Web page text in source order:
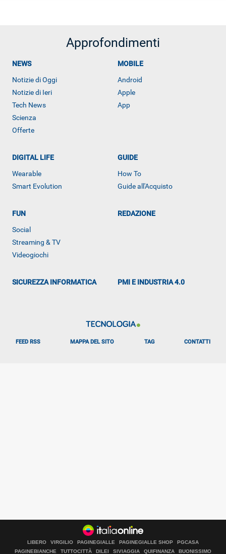
Approfondimenti
NEWS
Notizie di Oggi
Notizie di Ieri
Tech News
Scienza
Offerte
MOBILE
Android
Apple
App
DIGITAL LIFE
Wearable
Smart Evolution
GUIDE
How To
Guide all'Acquisto
FUN
Social
Streaming & TV
Videogiochi
REDAZIONE
SICUREZZA INFORMATICA PMI E INDUSTRIA 4.0
FEED RSS MAPPA DEL SITO TAG CONTATTI
LIBERO VIRGILIO PAGINEGIALLE PAGINEGIALLE SHOP
PGCASA
PAGINEBIANCHE
TUTTOCITTÀ DILEI SIVIAGGIA QUIFINANZA BUONISSIMO